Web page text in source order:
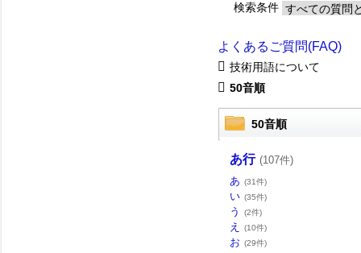
検索条件
よくあるご質問(FAQ)
技術用語について
50音順
50音順
あ行 (107件)
あ (31件)
い (35件)
う (2件)
え (10件)
お (29件)